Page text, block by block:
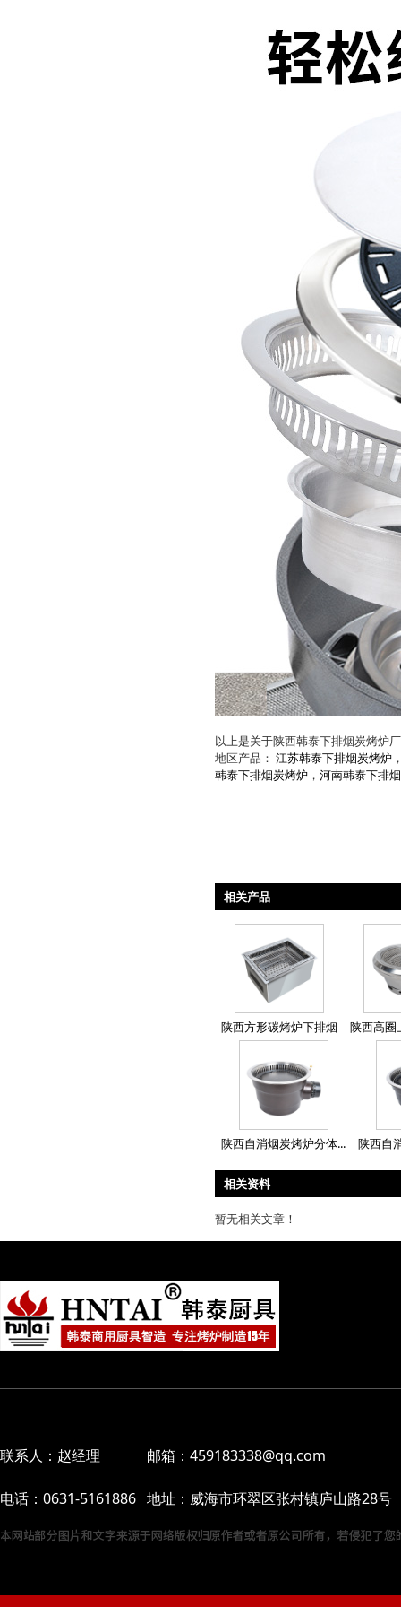
以上是关于陕西韩泰下排烟炭烤炉
地区产品： 江苏韩泰下排烟炭烤炉
韩泰下排烟炭烤炉 ， 河南韩泰下排
相关产品
陕西方形碳烤炉下排烟 陕西高圈
陕西自消烟炭烤炉分体... 陕西自
相关资料
暂无相关文章！
联系人：赵经理 邮箱：459183338@qq.com
电话：0631-5161886 地址：威海市环翠区张村镇庐山路28号